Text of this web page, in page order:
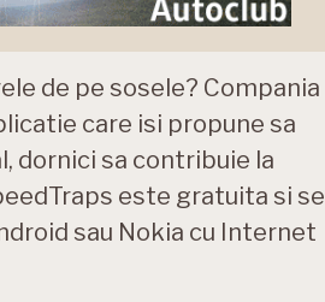
de pe sosele? Compania
care isi propune sa
dornici sa contribuie la
este gratuita si se
sau Nokia cu Internet